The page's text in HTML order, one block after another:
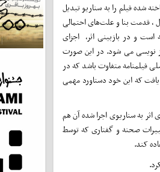
شده فیلم را به سناریو تبدیل
، قدمت بنا و علت‌های احتمالی
است و در بازبینی اثر، اجزای
نویسی می شود. در این صورت
فیلمنامه متفاوت باشد که در
که این خود دستاورد مهمی
اثر به سناریوی اجرا شده آن هم
صحنه و گفتاری که توسط
کند.